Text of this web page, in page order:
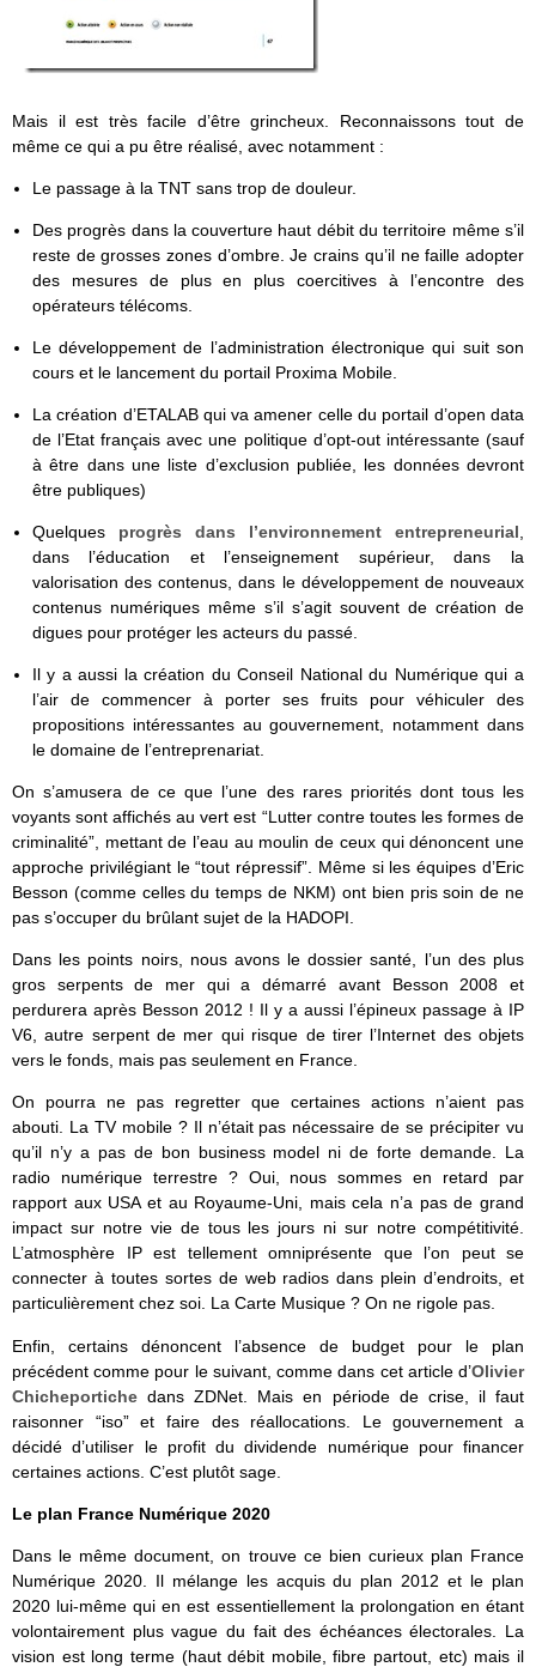
Mais il est très facile d’être grincheux. Reconnaissons tout de
même ce qui a pu être réalisé, avec notamment :
Le passage à la TNT sans trop de douleur.
Des progrès dans la couverture haut débit du territoire même s’il
reste de grosses zones d’ombre. Je crains qu’il ne faille adopter
des mesures de plus en plus coercitives à l’encontre des
opérateurs télécoms.
Le développement de l’administration électronique qui suit son
cours et le lancement du portail Proxima Mobile.
La création d’ETALAB qui va amener celle du portail d’open data
de l’Etat français avec une politique d’opt-out intéressante (sauf
à être dans une liste d’exclusion publiée, les données devront
être publiques)
Quelques progrès dans l’environnement entrepreneurial
dans l’éducation et l’enseignement supérieur, dans la
valorisation des contenus, dans le développement de nouveaux
contenus numériques même s’il s’agit souvent de création de
digues pour protéger les acteurs du passé.
Il y a aussi la création du Conseil National du Numérique qui a
l’air de commencer à porter ses fruits pour véhiculer des
propositions intéressantes au gouvernement, notamment dans
le domaine de l’entreprenariat.
On s’amusera de ce que l’une des rares priorités dont tous les
voyants sont affichés au vert est “Lutter contre toutes les formes de
criminalité”, mettant de l’eau au moulin de ceux qui dénoncent une
approche privilégiant le “tout répressif”. Même si les équipes d’Eric
Besson (comme celles du temps de NKM) ont bien pris soin de ne
pas s’occuper du brûlant sujet de la HADOPI.
Dans les points noirs, nous avons le dossier santé, l’un des plus
gros serpents de mer qui a démarré avant Besson 2008 et
perdurera après Besson 2012 ! Il y a aussi l’épineux passage à IP
V6, autre serpent de mer qui risque de tirer l’Internet des objets
vers le fonds, mais pas seulement en France.
On pourra ne pas regretter que certaines actions n’aient pas
abouti. La TV mobile ? Il n’était pas nécessaire de se précipiter vu
qu’il n’y a pas de bon business model ni de forte demande. La
radio numérique terrestre ? Oui, nous sommes en retard par
rapport aux USA et au Royaume-Uni, mais cela n’a pas de grand
impact sur notre vie de tous les jours ni sur notre compétitivité.
L’atmosphère IP est tellement omniprésente que l’on peut se
connecter à toutes sortes de web radios dans plein d’endroits, et
particulièrement chez soi. La Carte Musique ? On ne rigole pas.
Enfin, certains dénoncent l’absence de budget pour le plan
précédent comme pour le suivant, comme dans cet article d’Olivier
Chicheportiche dans ZDNet. Mais en période de crise, il faut
raisonner “iso” et faire des réallocations. Le gouvernement a
décidé d’utiliser le profit du dividende numérique pour financer
certaines actions. C’est plutôt sage.
Le plan France Numérique 2020
Dans le même document, on trouve ce bien curieux plan France
Numérique 2020. Il mélange les acquis du plan 2012 et le plan
2020 lui-même qui en est essentiellement la prolongation en étant
volontairement plus vague du fait des échéances électorales. La
vision est long terme (haut débit mobile, fibre partout, etc) mais il